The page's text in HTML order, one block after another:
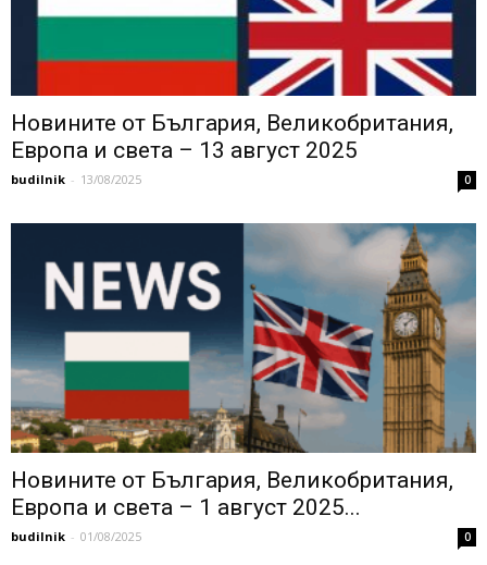
Новините от България, Великобритания,
Европа и света – 13 август 2025
budilnik - 13/08/2025 0
Новините от България, Великобритания,
Европа и света – 1 август 2025...
budilnik - 01/08/2025 0